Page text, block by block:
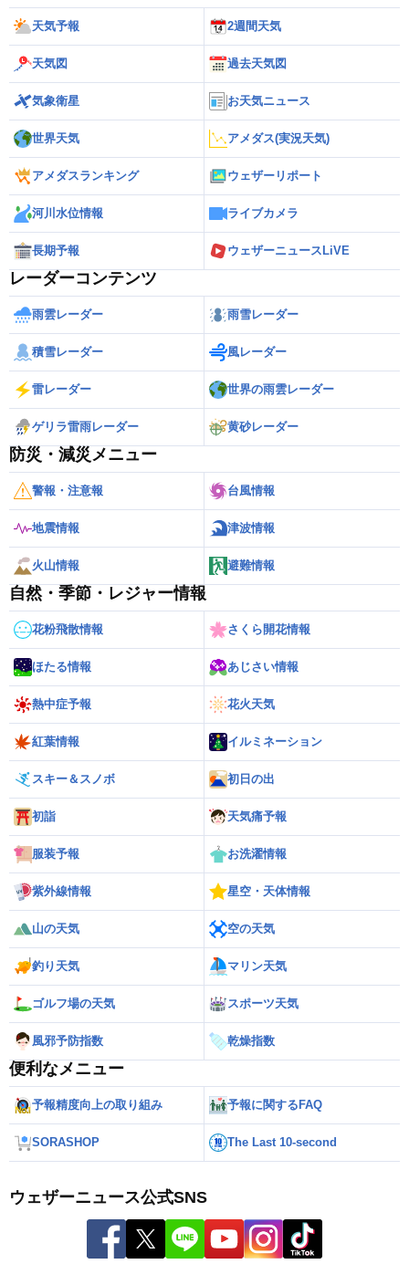
天気予報 2週間天気
天気図 過去天気図
気象衛星 お天気ニュース
世界天気 アメダス(実況天気)
アメダスランキング ウェザーリポート
河川水位情報 ライブカメラ
長期予報 ウェザーニュースLiVE
レーダーコンテンツ
雨雲レーダー 雨雪レーダー
積雪レーダー 風レーダー
雷レーダー 世界の雨雲レーダー
ゲリラ雷雨レーダー 黄砂レーダー
防災・減災メニュー
警報・注意報 台風情報
地震情報 津波情報
火山情報 避難情報
自然・季節・レジャー情報
花粉飛散情報 さくら開花情報
ほたる情報 あじさい情報
熱中症予報 花火天気
紅葉情報 イルミネーション
スキー＆スノボ 初日の出
初詣 天気痛予報
服装予報 お洗濯情報
紫外線情報 星空・天体情報
山の天気 空の天気
釣り天気 マリン天気
ゴルフ場の天気 スポーツ天気
風邪予防指数 乾燥指数
便利なメニュー
予報精度向上の取り組み 予報に関するFAQ
SORASHOP The Last 10-second
ウェザーニュース公式SNS